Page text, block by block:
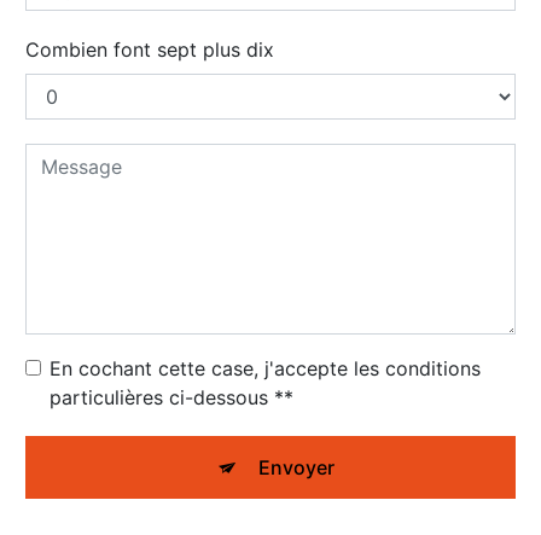
Combien font sept plus dix
En cochant cette case, j'accepte les conditions
particulières ci-dessous **
Envoyer